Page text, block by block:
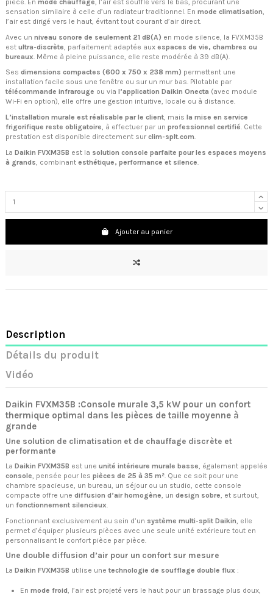
pièce. En mode chauffage, l’air est soufflé vers le bas, procurant une
sensation similaire à celle d’un radiateur traditionnel. En mode climatisation,
l’air est dirigé vers le haut, évitant tout courant d’air direct.
Avec un niveau sonore de seulement 21 dB(A) en mode silence, la FVXM35B
est ultra-discrète , parfaitement adaptée aux espaces de vie, chambres ou
bureaux . Même à pleine puissance, elle reste modérée à 39 dB(A).
Ses dimensions compactes (600 x 750 x 238 mm) permettent une
installation facile sous une fenêtre ou sur un mur bas. Pilotable par
télécommande infrarouge ou via l’application Daikin Onecta (avec module
Wi-Fi en option), elle offre une gestion intuitive, locale ou à distance.
L’installation murale est réalisable par le client, mais la mise en service
frigorifique reste obligatoire, à effectuer par un professionnel certifié. Cette
prestation est disponible directement sur clim-splt.com.
La Daikin FVXM35B est la solution console parfaite pour les espaces moyens
à grands , combinant esthétique, performance et silence
Ajouter au panier
Description
Détails du produit
Vidéo
Daikin FVXM35B :Console murale 3,5 kW pour un confort
thermique optimal dans les pièces de taille moyenne à
grande
Une solution de climatisation et de chauffage discrète et
performante
La Daikin FVXM35B est une unité intérieure murale basse, également appelée
console, pensée pour les pièces de 25 à 35 m². Que ce soit pour une
chambre spacieuse, un bureau, un séjour ou un studio, cette console
compacte offre une diffusion d’air homogène, un design sobre, et surtout,
un fonctionnement silencieux.
Fonctionnant exclusivement au sein d’un système multi-split Daikin , elle
permet d’équiper plusieurs pièces avec une seule unité extérieure tout en
personnalisant le confort pièce par pièce.
Une double diffusion d’air pour un confort sur mesure
La Daikin FVXM35B utilise une technologie de soufflage double flux :
En mode froid, l’air est projeté vers le haut pour un brassage plus doux,